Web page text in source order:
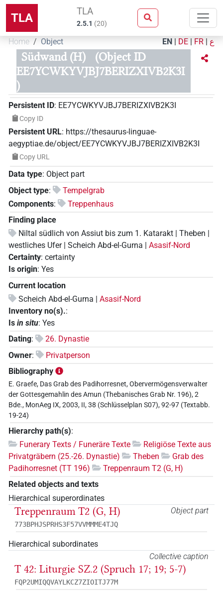
TLA TLA
2.5.1 (20)
Home Object EN | DE | FR | ع
Südwand (H)
(Object ID
EE7YCWKYVJBJ7BERIZXIVB2K3I
)
Persistent ID: EE7YCWKYVJBJ7BERIZXIVB2K3I
Copy ID
Persistent URL: https://thesaurus-linguae-
aegyptiae.de/object/EE7YCWKYVJBJ7BERIZXIVB2K3I
Copy URL
Data type: Object part
Object type:
Tempelgrab
Components:
Treppenhaus
Finding place
Niltal südlich von Assiut bis zum 1. Katarakt | Theben |
westliches Ufer | Scheich Abd-el-Gurna | Asasif-Nord
Certainty: certainty
Is origin: Yes
Current location
Scheich Abd-el-Gurna | Asasif-Nord
Inventory no(s).:
Is in situ: Yes
Dating:
26. Dynastie
Owner:
Privatperson
Bibliography
E. Graefe, Das Grab des Padihorresnet, Obervermögensverwalter
der Gottesgemahlin des Amun (Thebanisches Grab Nr. 196), 2
Bde., MonAeg IX, 2003, II, 38 (Schlüsselplan S07), 92-97 (Textabb.
19-24)
Hierarchy path(s):
Funerary Texts / Funeräre Texte
Religiöse Texte aus
Privatgräbern (25.-26. Dynastie)
Theben
Grab des
Padihorresnet (TT 196)
Treppenraum T2 (G, H)
Related objects and texts
Hierarchical superordinates
Object part
Treppenraum T2 (G, H)
773BPHJSPRHS3F57VVMMME4TJQ
Hierarchical subordinates
Collective caption
T 42: Liturgie SZ.2 (Spruch 17; 19; 5-7)
FQP2UMIQQVAYLKCZ7ZIOITJ77M